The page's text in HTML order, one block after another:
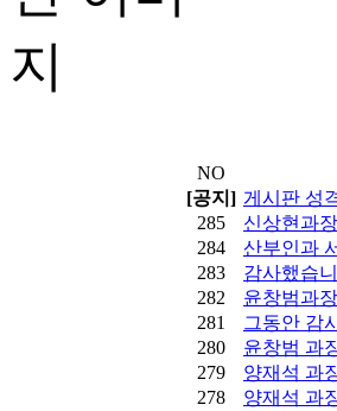
NO
[공지] 게시판 성
285
신상현과
284
산부인과
283
감사했습
282
윤창범과
281
그동안 감
280
윤창범 과
279
양재석 과
278
양재석 과